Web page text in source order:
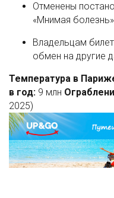
Отменены
«Мнимая
Владельцам
обмен на другие
Температура в
в год: 9 млн
2025)